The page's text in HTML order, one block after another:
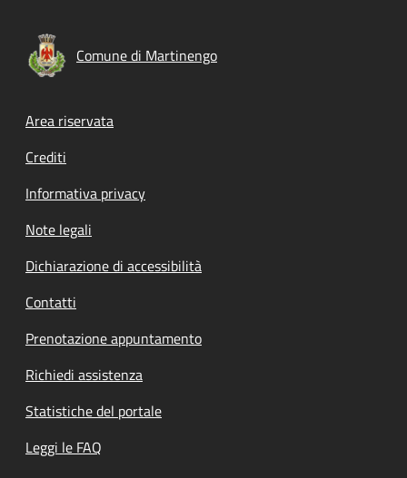
Comune di Martinengo
Footer menu
Area riservata
Crediti
Informativa privacy
Note legali
Dichiarazione di accessibilità
Contatti
Prenotazione appuntamento
Richiedi assistenza
Statistiche del portale
Leggi le FAQ